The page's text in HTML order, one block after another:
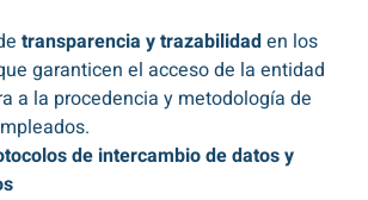
transparencia y trazabilidaden los
garanticen el acceso de la entidad
a la procedencia y metodología de
de intercambio de datos y